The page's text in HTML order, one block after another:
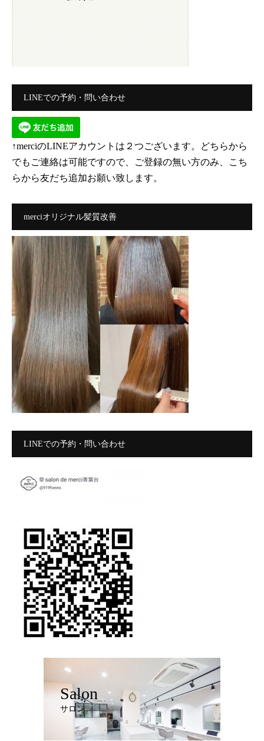
LINEでの予約・問い合わせ
↑merciのLINEアカウントは２つございます。どちらから
でもご連絡は可能ですので、ご登録の無い方のみ、こち
らから友だち追加お願い致します。
merciオリジナル髪質改善
LINEでの予約・問い合わせ
Salon
サロン